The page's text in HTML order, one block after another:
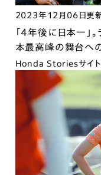
2023年12月06日更
「4年後に日本一」。
本最高峰の舞台へ
Honda Storiesサイト